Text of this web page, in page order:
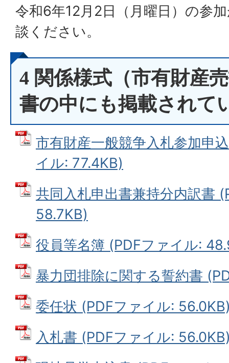
令和6年12月2日（月曜日）の参
談ください。
4 関係様式（市有財産
書の中にも掲載されて
市有財産一般競争入札参加申
イル: 77.4KB)
共同入札申出書兼持分内訳書
58.7KB)
役員等名簿 (PDFファイル:
暴力団排除に関する誓約書
委任状 (PDFファイル:
入札書 (PDFファイル: